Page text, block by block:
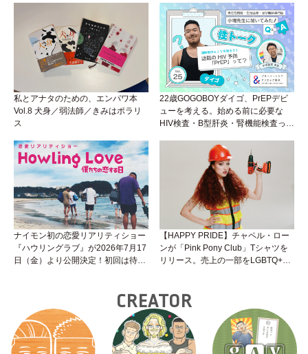
（Vol.26）
私とアナタのための、エンパワ本
Vol.8 犬身／弱法師／きみはポラリ
ス
22歳GOGOBOYダイゴ、PrEPデビ
ューを考える。始める前に必要な
HIV検査・B型肝炎・腎機能検査っ
性トーク～聞きにくいことは小堀先
生に聞けばイイ！（Vol.25）
ナイモン初の恋愛リアリティショー
『ハウリングラブ』が2026年7月17
日（金）より公開決定！初回は待望
【HAPPY PRIDE】チャペル・ロー
ンが「Pink Pony Club」Tシャツを
リリース。売上の一部をLGBTQ+＆
CREATOR